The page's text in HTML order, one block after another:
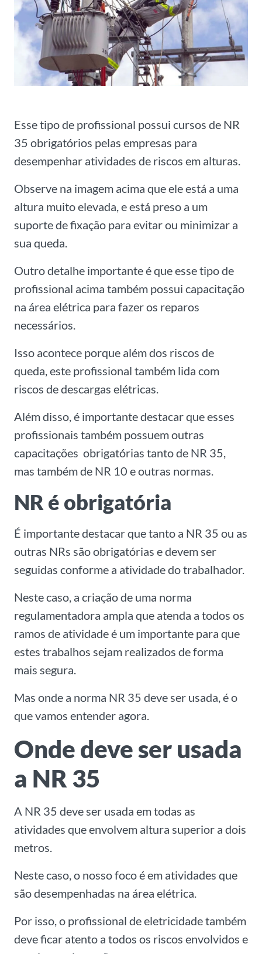
Esse tipo de profissional possui cursos de NR
35 obrigatórios pelas empresas para
desempenhar atividades de riscos em alturas.
Observe na imagem acima que ele está a uma
altura muito elevada, e está preso a um
suporte de fixação para evitar ou minimizar a
sua queda.
Outro detalhe importante é que esse tipo de
profissional acima também possui capacitação
na área elétrica para fazer os reparos
necessários.
Isso acontece porque além dos riscos de
queda, este profissional também lida com
riscos de descargas elétricas.
Além disso, é importante destacar que esses
profissionais também possuem outras
capacitações obrigatórias tanto de NR 35,
mas também de NR 10 e outras normas.
NR é obrigatória
É importante destacar que tanto a NR 35 ou as
outras NRs são obrigatórias e devem ser
seguidas conforme a atividade do trabalhador.
Neste caso, a criação de uma norma
regulamentadora ampla que atenda a todos os
ramos de atividade é um importante para que
estes trabalhos sejam realizados de forma
mais segura.
Mas onde a norma NR 35 deve ser usada, é o
que vamos entender agora.
Onde deve ser usada
a NR 35
A NR 35 deve ser usada em todas as
atividades que envolvem altura superior a dois
metros.
Neste caso, o nosso foco é em atividades que
são desempenhadas na área elétrica.
Por isso, o profissional de eletricidade também
deve ficar atento a todos os riscos envolvidos e